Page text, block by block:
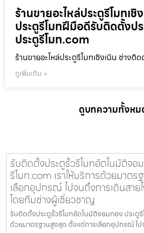
ร้านขายอะไหล่ประตูรีโมทเ
ประตูรีโมทฝีมือดีรับติดตั้งป
ประตูรีโมท.com
ร้านขายอะไหล่ประตูรีโมทเชิงเนิน ช่างติด
ดูเพิ่มเติม »
ดูบทความทั้งหม
รับติดตั้งประตูรั้วรีโมทอัตโนมัติจอ
รีโมท.com เราให้บริการด้วยมาต
เลือกอุปกรณ์ ไปจนถึงการเดินสาย
โดยทีมช่างผู้เชี่ยวชาญ
รับติดตั้งประตูรั้วรีโมทอัตโนมัติจอมทอง ประตูรี
ด้วยมาตรฐานสูงสุด ตั้งแต่การเลือกอุปกรณ์ ไป